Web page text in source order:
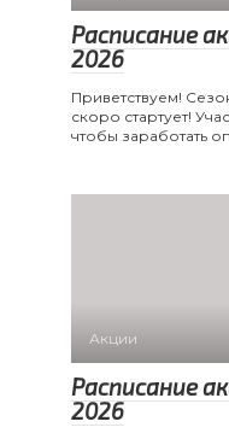
Расписание
2026
Приветствуем!
скоро стартует!
чтобы заработать
Акции
Расписание
2026